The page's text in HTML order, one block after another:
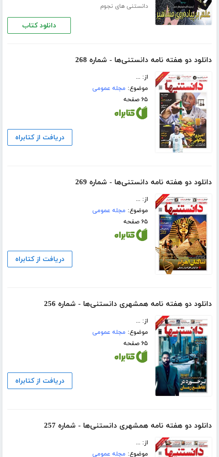
دانستنی های نجوم
دانلود کتاب
دانلود دو هفته نامه دانستنی‌ها - شماره 268
از: ...
موضوع: مجله عمومی
۶۵ صفحه
دریافت از کتابراه
دانلود دو هفته نامه دانستنی‌ها - شماره 269
از: ...
موضوع: مجله عمومی
۶۵ صفحه
دریافت از کتابراه
دانلود دو هفته نامه همشهری دانستنی‌ها - شماره 256
از: ...
موضوع: مجله عمومی
۶۵ صفحه
دریافت از کتابراه
دانلود دو هفته نامه همشهری دانستنی‌ها - شماره 257
از: ...
موضوع: مجله عمومی